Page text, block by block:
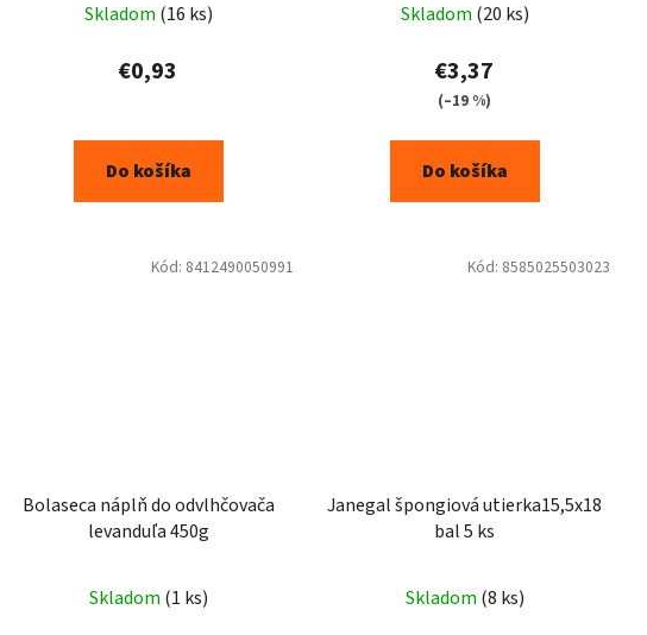
Skladom (16 ks)
€0,93
Do košíka
Skladom (20 ks)
€3,37
(–19 %)
Do košíka
Bolaseca náplň do odvlhčovača
levanduľa 450g
Skladom (1 ks)
Kód: 8412490050991
Janegal špongiová utierka15,5x18
bal 5 ks
Skladom (8 ks)
Kód: 8585025503023